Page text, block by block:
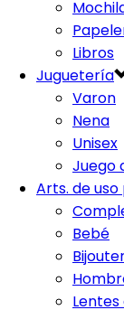
Libros
Juguetería
Varon
Nena
Unisex
Juego
Arts. de
Bebé
Lentes